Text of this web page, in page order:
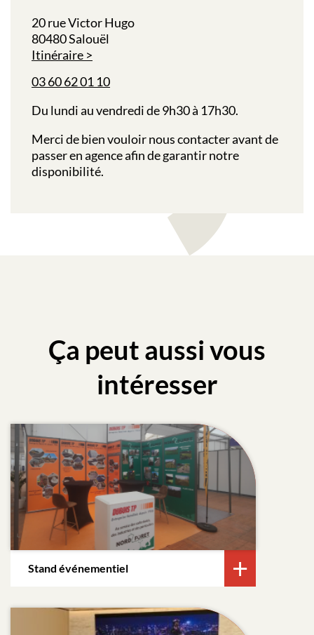
20 rue Victor Hugo
80480 Salouël
Itinéraire
03 60 62 01 10
Du lundi au vendredi de 9h30 à 17h30.
Merci de bien vouloir nous contacter avant de
passer en agence afin de garantir notre
disponibilité.
Ça peut aussi vous
intéresser
Stand événementiel